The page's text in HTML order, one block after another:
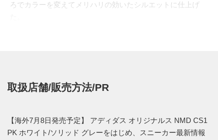
ろでカラーを変えてメリハリの効いたシルエットに仕上げ
取扱店舗/販売方法/PR
【海外7月8日発売予定】 アディダス オリジナルス NMD CS1
PK ホワイト/ソリッド グレーをはじめ、スニーカー最新情報